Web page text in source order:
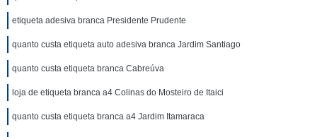
etiqueta adesiva branca Presidente Prudente
quanto custa etiqueta auto adesiva branca Jardim Santiago
quanto custa etiqueta branca Cabreúva
loja de etiqueta branca a4 Colinas do Mosteiro de Itaici
quanto custa etiqueta branca a4 Jardim Itamaraca